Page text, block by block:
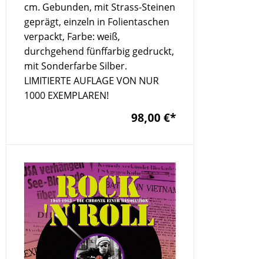
cm. Gebunden, mit Strass-Steinen
geprägt, einzeln in Folientaschen
verpackt, Farbe: weiß,
durchgehend fünffarbig gedruckt,
mit Sonderfarbe Silber.
LIMITIERTE AUFLAGE VON NUR
1000 EXEMPLAREN!
98,00 €*